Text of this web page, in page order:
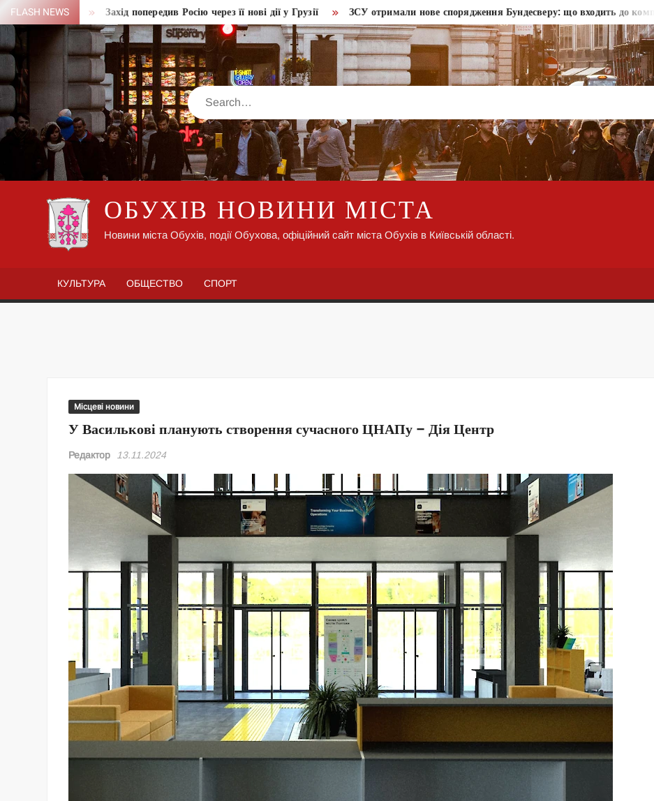
Skip
to
content
FLASH NEWS
зали Захід попередив Росію через її нові дії у Грузії ЗСУ отримали нове спорядження Бундесверу: що входить до комплекту
Search
ОБУХІВ НОВИНИ МІСТА
Новини міста Обухів, події Обухова, офіційний сайт міста Обухів в Київській області.
КУЛЬТУРА ОБЩЕСТВО СПОРТ
Місцеві новини
У Василькові планують створення сучасного ЦНАПу – Дія Центр
Редактор 13.11.2024